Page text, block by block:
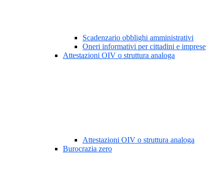
Scadenzario obblighi amministrativi
Oneri informativi per cittadini e imprese
Attestazioni OIV o struttura analoga
Attestazioni OIV o struttura analoga
Burocrazia zero